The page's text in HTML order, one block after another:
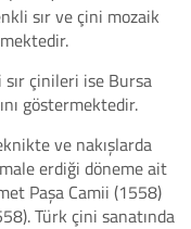
sır ve çini mozaik
çinileri ise Bursa
göstermektedir.
ve nakışlarda
erdiği döneme ait
Paşa Camii (1558)
Türk çini sanatında